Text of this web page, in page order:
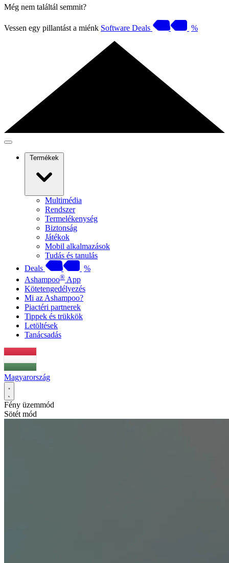
Még nem találtál semmit?
Vessen egy pillantást a miénk Software Deals %
Termékek
Multimédia
Rendszer
Termelékenység
Biztonság
Játékok
Mobil alkalmazások
Tudás és tanulás
Deals
%
Ashampoo® App
Kötetengedélyezés
Mi az Ashampoo?
Piactéri partnerek
Tippek és trükkök
Letöltések
Tanácsadás
Magyarország
Fény üzemmód
Sötét mód